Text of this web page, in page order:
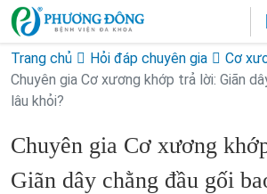
Trang chủ Hỏi đáp chuyên gia
Cơ
Chuyên gia Cơ xương khớp trả lời: Giãn
lâu khỏi?
Chuyên gia Cơ xương
Giãn dây chằng đầu gối